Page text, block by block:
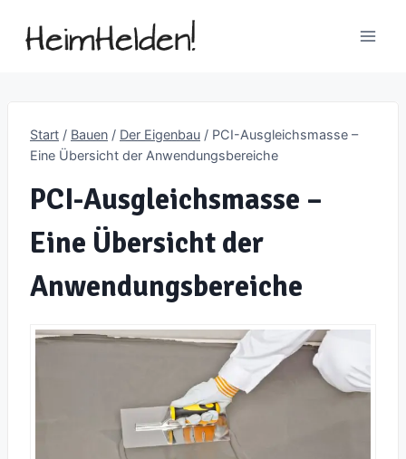
Inhalt
Start / Bauen / Der Eigenbau / PCI-Ausgleichsmasse –
Eine Übersicht der Anwendungsbereiche
PCI-Ausgleichsmasse –
Eine Übersicht der
Anwendungsbereiche